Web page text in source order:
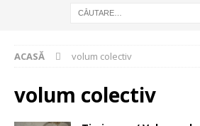
ACASĂ volum colectiv
volum colectiv